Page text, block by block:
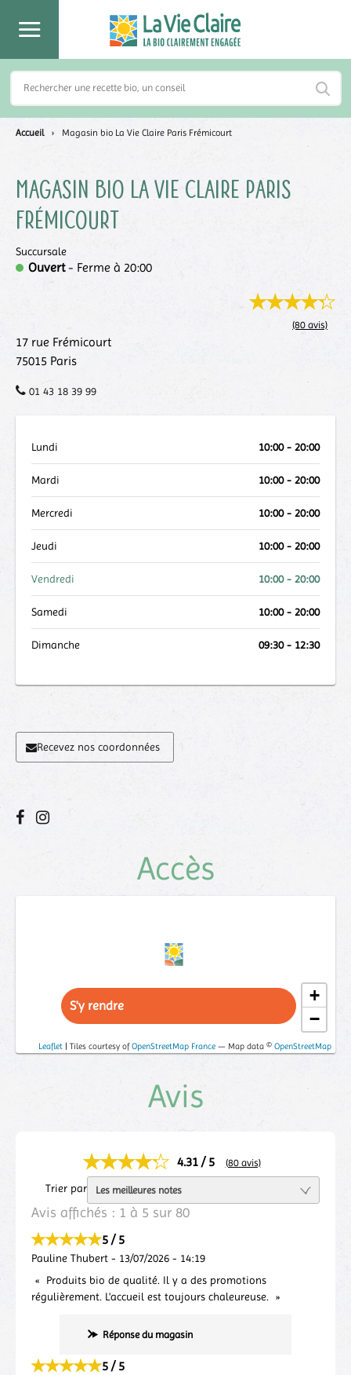
Magasin bio La Vie Claire Paris
Frémicourt
Succursale
Ouvert- Ferme à 20:00
(80 avis)
17 rue Frémicourt
75015 Paris
01 43 18 39 99
Lundi 10:00 - 20:00
Mardi 10:00 - 20:00
Mercredi 10:00 - 20:00
Jeudi 10:00 - 20:00
Vendredi 10:00 - 20:00
Samedi 10:00 - 20:00
Dimanche 09:30 - 12:30
Recevez nos coordonnées
Accès
+
−
Leaflet | Tiles courtesy ofOpenStreetMap France — Map data © OpenStreetMap
S'y rendre
Avis
4.31 / 5 (80 avis)
Trier par
Avis affichés : 1 à 5 sur 80
5 / 5
Pauline Thubert - 13/07/2026 - 14:19
Produits bio de qualité. Il y a des promotions
régulièrement. L'accueil est toujours chaleureuse.
Réponse du magasin
5 / 5
Accueil › Magasin bio La Vie Claire Paris Frémicourt